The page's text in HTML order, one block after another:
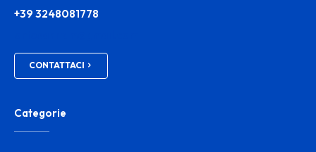
+39 3248081778
CONTATTACI
Categorie